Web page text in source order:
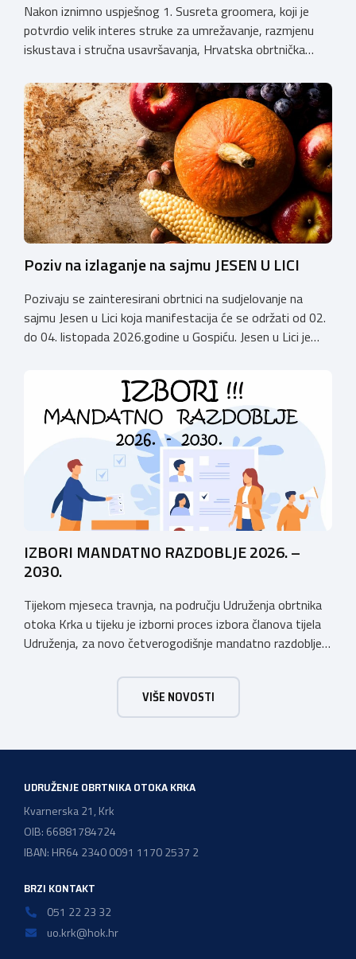
Nakon iznimno uspješnog 1. Susreta groomera, koji je
potvrdio velik interes struke za umrežavanje, razmjenu
iskustava i stručna usavršavanja, Hrvatska obrtnička
održati 12. rujna u Kongresnom centru na Zagrebačkom
velesajmu. Susret će i ove godine okupiti groomere,
stručnjake i zaljubljenike u njegu pasa iz cijele Hrvatske,
[…]
Poziv na izlaganje na sajmu JESEN U LICI
Pozivaju se zainteresirani obrtnici na sudjelovanje na
sajmu Jesen u Lici koja manifestacija će se održati od 02.
do 04. listopada 2026.godine u Gospiću. Jesen u Lici je
u Gospiću i prerasla je u najznačajnjiju gospodarsku,
kulturnu i etno manifestaciju na području Ličko-senjske
županije. Organizator izložbe […]
IZBORI MANDATNO RAZDOBLJE 2026. –
2030.
Tijekom mjeseca travnja, na području Udruženja obrtnika
otoka Krka u tijeku je izborni proces izbora članova tijela
Udruženja, za novo četverogodišnje mandatno razdoblje
postojanja i rada dužu od 50 godina, stoga Vas pozivamo
da se svi aktivno uključite u Izborni proces koji je u tijeku i
VIŠE NOVOSTI
UDRUŽENJE OBRTNIKA OTOKA KRKA
Kvarnerska 21, Krk
OIB: 66881784724
IBAN: HR64 2340 0091 1170 2537 2
BRZI KONTAKT
051 22 23 32
uo.krk@hok.hr